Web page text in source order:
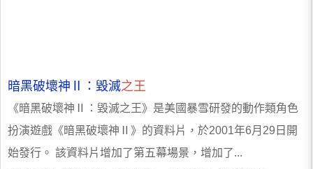
暗黑破壞神Ⅱ：毀滅之王
《暗黑破壞神Ⅱ：毀滅之王》是美國暴雪研發的動作類角色
扮演遊戲《暗黑破壞神Ⅱ》的資料片，於2001年6月29日開
始發行。 該資料片增加了第五幕場景，增加了...